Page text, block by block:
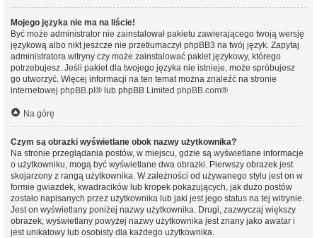
Mojego języka nie ma na liście!
Być może administrator nie zainstalował pakietu zawierającego twoją wersję
językową albo nikt jeszcze nie przetłumaczył phpBB3 na twój język. Zapytaj
administratora witryny czy może zainstalować pakiet językowy, którego
potrzebujesz. Jeśli pakiet dla twojego języka nie istnieje, może spróbujesz
go utworzyć. Więcej informacji na ten temat można znaleźć na stronie
internetowej phpBB.pl ® lub phpBB Limited phpBB.com®
Na górę
Czym są obrazki wyświetlane obok nazwy użytkownika?
Na stronie przeglądania postów, w miejscu, gdzie są wyświetlane informacje
o użytkowniku, mogą być wyświetlane dwa obrazki. Pierwszy obrazek jest
skojarzony z rangą użytkownika. W zależności od używanego stylu jest on w
formie gwiazdek, kwadracików lub kropek pokazujących, jak dużo postów
zostało napisanych przez użytkownika lub jaki jest jego status na tej witrynie.
Jest on wyświetlany poniżej nazwy użytkownika. Drugi, zazwyczaj większy
obrazek, wyświetlany powyżej nazwy użytkownika jest znany jako awatar i
jest unikatowy lub osobisty dla każdego użytkownika.